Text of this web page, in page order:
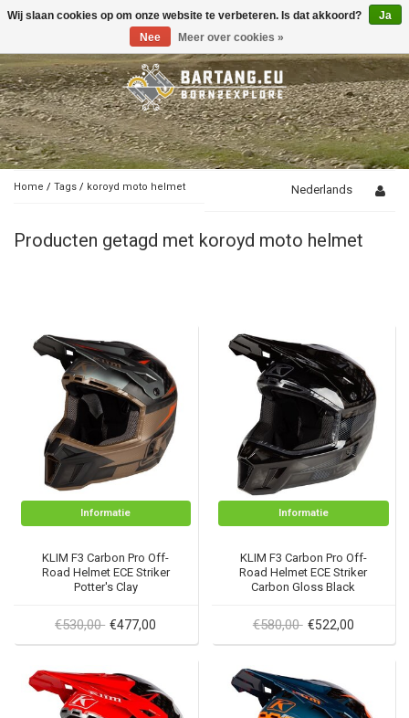
Toggle
Home / Tags / koroyd moto helmet Nederlands
Producten getagd met koroyd moto helmet
Informatie
KLIM F3 Carbon Pro Off-
Road Helmet ECE Striker
Potter's Clay
€530,00 €477,00
Informatie
KLIM F3 Carbon Pro Off-
Road Helmet ECE Striker
Carbon Gloss Black
€580,00 €522,00
Wij slaan cookies op om onze website te verbeteren. Is dat akkoord?
Ja
Nee
Meer over cookies »